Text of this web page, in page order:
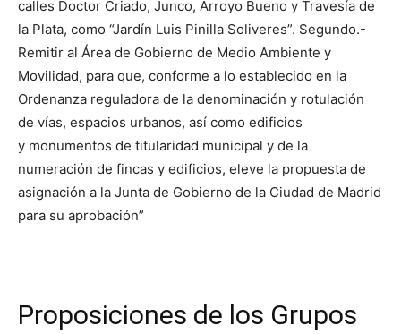
calles Doctor Criado, Junco, Arroyo Bueno y Travesía de
la Plata, como “Jardín Luis Pinilla Soliveres”. Segundo.-
Remitir al Área de Gobierno de Medio Ambiente y
Movilidad, para que, conforme a lo establecido en la
Ordenanza reguladora de la denominación y rotulación
de vías, espacios urbanos, así como edificios
y monumentos de titularidad municipal y de la
numeración de fincas y edificios, eleve la propuesta de
asignación a la Junta de Gobierno de la Ciudad de Madrid
para su aprobación”
Proposiciones de los Grupos